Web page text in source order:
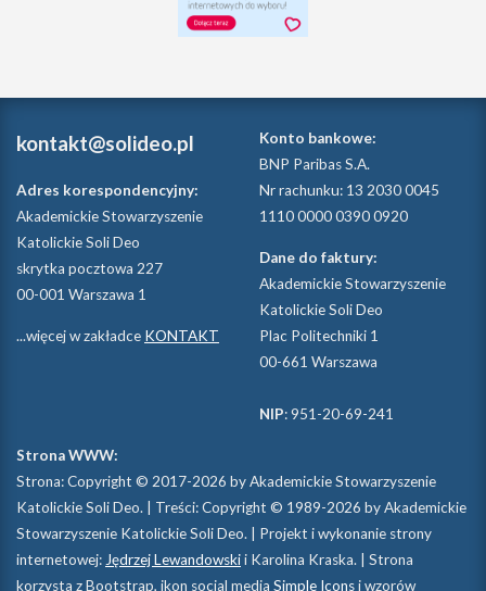
kontakt@solideo.pl
Adres korespondencyjny:
Akademickie Stowarzyszenie
Katolickie Soli Deo
skrytka pocztowa 227
00-001 Warszawa 1
...więcej w zakładce KONTAKT
Konto bankowe:
BNP Paribas S.A.
Nr rachunku: 13 2030 0045
1110 0000 0390 0920
Dane do faktury:
Akademickie Stowarzyszenie
Katolickie Soli Deo
Plac Politechniki 1
00-661 Warszawa
NIP: 951-20-69-241
Strona WWW:
Strona: Copyright © 2017-2026 by Akademickie Stowarzyszenie
Katolickie Soli Deo. | Treści: Copyright © 1989-2026 by Akademickie
Stowarzyszenie Katolickie Soli Deo. | Projekt i wykonanie strony
internetowej: Jędrzej Lewandowskii Karolina Kraska. | Strona
korzysta z Bootstrap, ikon social media Simple Iconsi wzorów